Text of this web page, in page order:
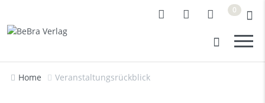
0
Home Veranstaltungsrückblick